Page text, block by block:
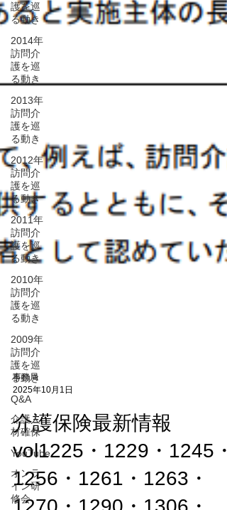
護を巡
る動き
2014年
訪問介
護を巡
る動き
2013年
訪問介
護を巡
る動き
2012年
訪問介
護を巡
る動き
2011年
訪問介
護を巡
る動き
2010年
訪問介
護を巡
る動き
2009年
訪問介
護を巡
る動き
Q&A
介護人
材確保
YouTube
オンラ
イン研
修会
2025年10月1日
介護保険最新情報
vol1225・1229・1245・